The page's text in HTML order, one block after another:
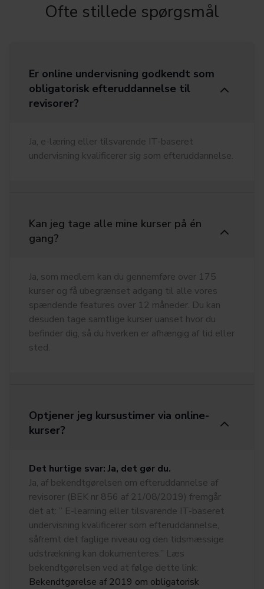
Ofte stillede spørgsmål
Er online undervisning godkendt som
obligatorisk efteruddannelse til
revisorer?
Ja, e-læring eller tilsvarende IT-baseret
undervisning kvalificerer sig som efteruddannelse.
Kan jeg tage alle mine kurser på én
gang?
Ja, som medlem kan du gennemføre over 175
kurser og få ubegrænset adgang til alle vores
spændende features over 12 måneder. Du kan
desuden tage samtlige kurser uanset hvor du
befinder dig, så du hverken er afhængig af tid eller
sted.
Optjener jeg kursustimer via online-
kurser?
Det hurtige svar: Ja, det gør du.
Ja, af bekendtgørelsen om efteruddannelse af
revisorer (BEK nr 856 af 21/08/2019) fremgår
det at: ” E-learning eller tilsvarende IT-baseret
undervisning kvalificerer som efteruddannelse,
såfremt det faglige niveau og den tidsmæssige
udstrækning kan dokumenteres.” Læs
bekendtgørelsen ved at følge dette link:
Bekendtgørelse af 2019 om obligatorisk